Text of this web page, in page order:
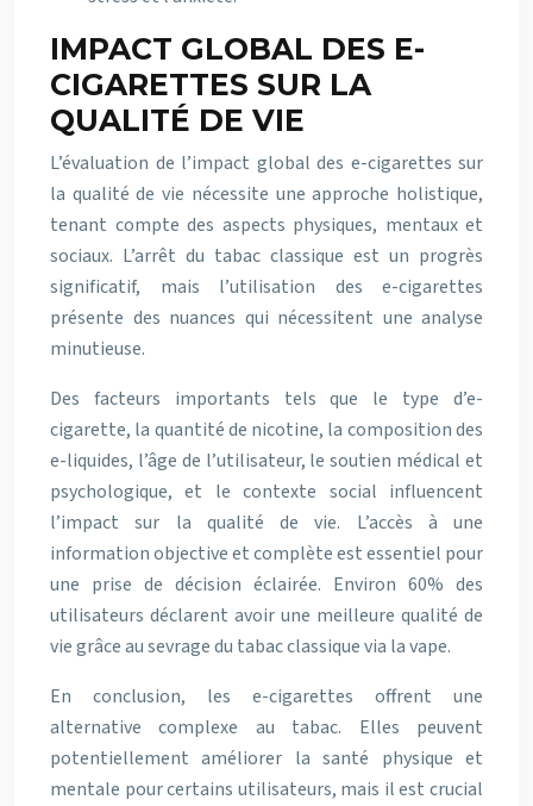
IMPACT GLOBAL DES E-
CIGARETTES SUR LA
QUALITÉ DE VIE
L’évaluation de l’impact global des e-cigarettes sur
la qualité de vie nécessite une approche holistique,
tenant compte des aspects physiques, mentaux et
sociaux. L’arrêt du tabac classique est un progrès
significatif, mais l’utilisation des e-cigarettes
présente des nuances qui nécessitent une analyse
minutieuse.
Des facteurs importants tels que le type d’e-
cigarette, la quantité de nicotine, la composition des
e-liquides, l’âge de l’utilisateur, le soutien médical et
psychologique, et le contexte social influencent
l’impact sur la qualité de vie. L’accès à une
information objective et complète est essentiel pour
une prise de décision éclairée. Environ 60% des
utilisateurs déclarent avoir une meilleure qualité de
vie grâce au sevrage du tabac classique via la vape.
En conclusion, les e-cigarettes offrent une
alternative complexe au tabac. Elles peuvent
potentiellement améliorer la santé physique et
mentale pour certains utilisateurs, mais il est crucial